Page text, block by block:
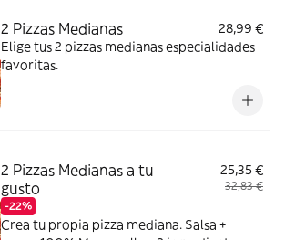
2 Pizzas Medianas
28,99 €
Elige tus 2 pizzas medianas especialidades
favoritas.
2 Pizzas Medianas a tu
gusto
-22%
25,35 €
32,83 €
Crea tu propia pizza mediana. Salsa +